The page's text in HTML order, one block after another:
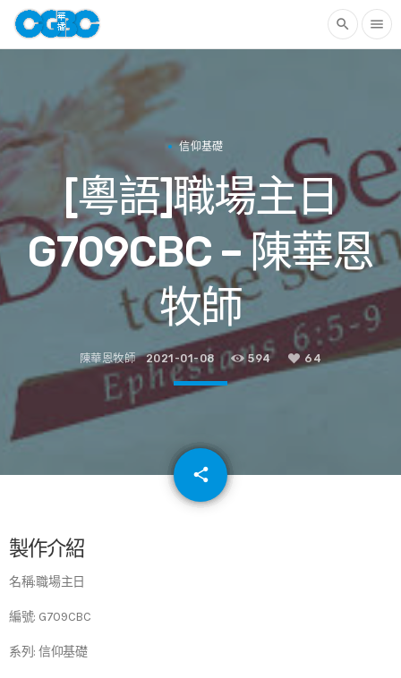
search menu
信仰基礎
[粵語]職場主日
G709CBC – 陳華恩
牧師
陳華恩牧師 2021-01-08 594 64
share
email
製作介紹
名稱:職場主日
編號: G709CBC
系列: 信仰基礎